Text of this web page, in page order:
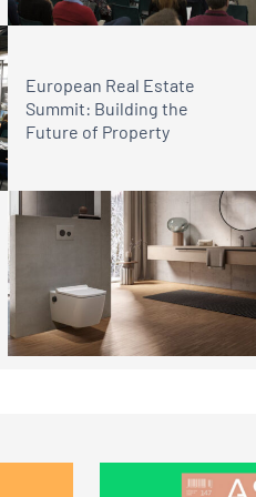
European Real Estate
Summit: Building the
Future of Property